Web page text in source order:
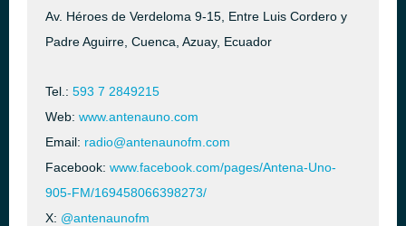
Av. Héroes de Verdeloma 9-15, Entre Luis Cordero y
Padre Aguirre, Cuenca, Azuay, Ecuador
Tel.: 593 7 2849215
Web: www.antenauno.com
Email: radio@antenaunofm.com
Facebook: www.facebook.com/pages/Antena-Uno-
905-FM/169458066398273/
X: @antenaunofm